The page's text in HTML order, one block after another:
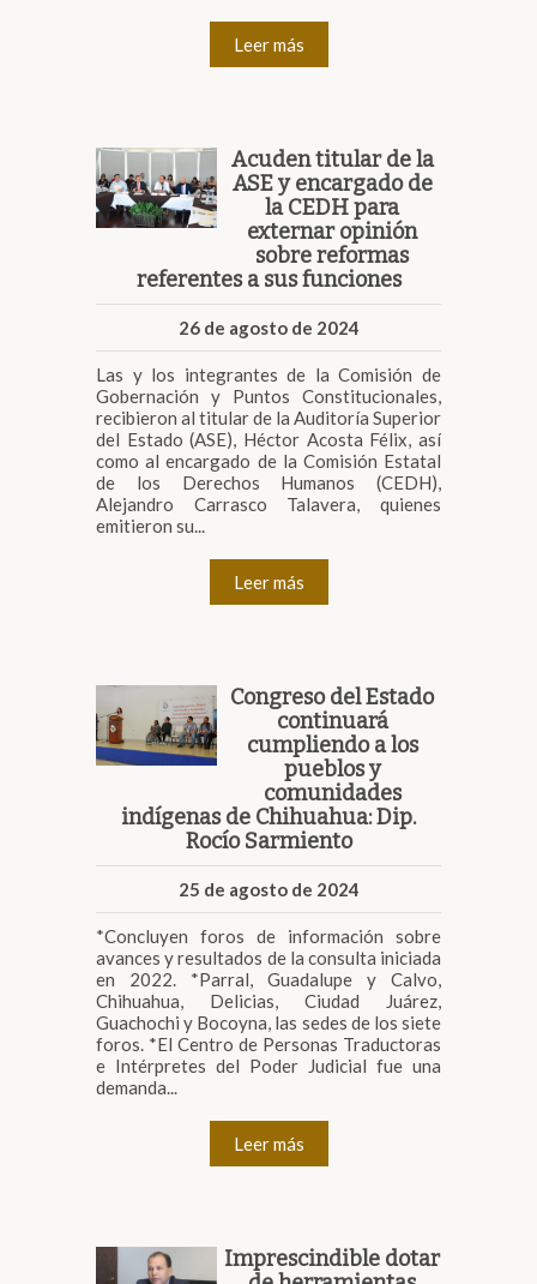
Leer más
Acuden titular de la
ASE y encargado de
la CEDH para
externar opinión
sobre reformas
referentes a sus funciones
26 de agosto de 2024
Las y los integrantes de la Comisión de
Gobernación y Puntos Constitucionales,
recibieron al titular de la Auditoría Superior
del Estado (ASE), Héctor Acosta Félix, así
como al encargado de la Comisión Estatal
de los Derechos Humanos (CEDH),
Alejandro Carrasco Talavera, quienes
emitieron su...
Leer más
Congreso del Estado
continuará
cumpliendo a los
pueblos y
comunidades
indígenas de Chihuahua: Dip.
Rocío Sarmiento
25 de agosto de 2024
*Concluyen foros de información sobre
avances y resultados de la consulta iniciada
en 2022. *Parral, Guadalupe y Calvo,
Chihuahua, Delicias, Ciudad Juárez,
Guachochi y Bocoyna, las sedes de los siete
foros. *El Centro de Personas Traductoras
e Intérpretes del Poder Judicial fue una
demanda...
Leer más
Imprescindible dotar